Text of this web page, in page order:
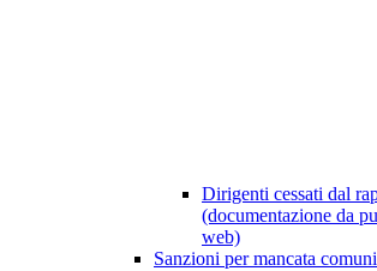
Dirigenti cessati dal
(documentazione da
web)
Sanzioni per mancata